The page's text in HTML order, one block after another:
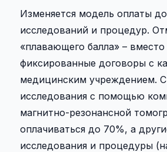
Изменяется модель оплаты
исследований и процедур.
«плавающего балла» –
фиксированные договоры с
медицинским учреждением.
исследования с помощью
магнитно-резонансной
оплачиваться до 70%, а
исследования и процедуры